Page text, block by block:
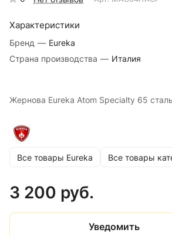
Характеристики
Бренд — Eureka
Страна производства — Италия
Жернова Eureka Atom Specialty 65
Все товары Eureka Все товары
3 200 руб.
Уведомить